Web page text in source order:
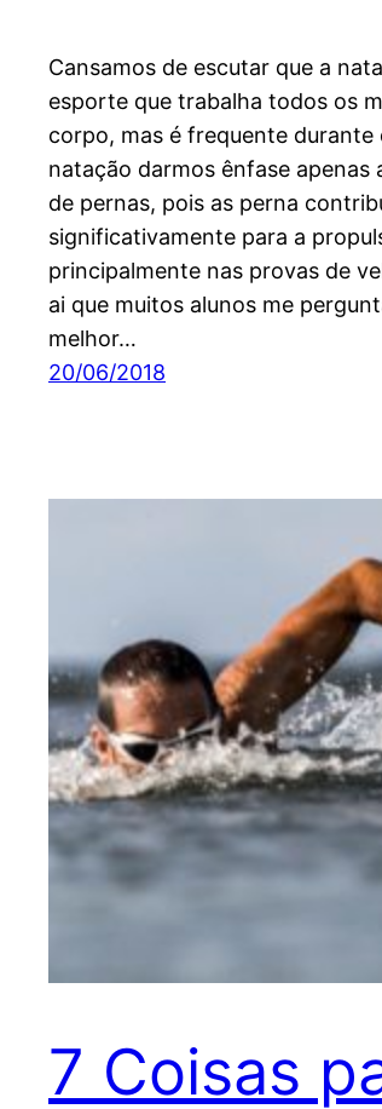
Cansamos de escutar que a
esporte que trabalha todos os
corpo, mas é frequente durante
natação darmos ênfase apenas
de pernas, pois as perna
significativamente para a
principalmente nas provas de
ai que muitos alunos me
melhor…
20/06/2018
7 Coisas